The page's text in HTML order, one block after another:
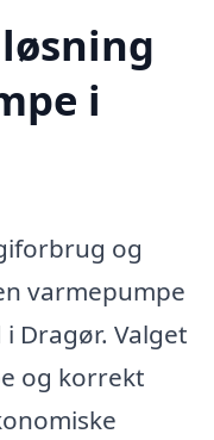
i
og
varmepumpe
Dragør. Valget
og korrekt